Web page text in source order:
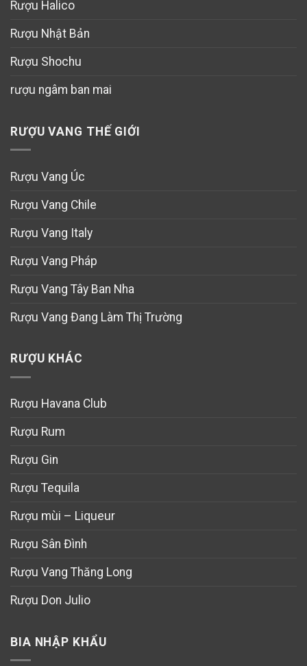
Rượu Halico
Rượu Nhật Bản
Rượu Shochu
rượu ngâm ban mai
RƯỢU VANG THẾ GIỚI
Rượu Vang Úc
Rượu Vang Chile
Rượu Vang Italy
Rượu Vang Pháp
Rượu Vang Tây Ban Nha
Rượu Vang Đang Làm Thị Trường
RƯỢU KHÁC
Rượu Havana Club
Rượu Rum
Rượu Gin
Rượu Tequila
Rượu mùi – Liqueur
Rượu Sân Đình
Rượu Vang Thăng Long
Rượu Don Julio
BIA NHẬP KHẨU